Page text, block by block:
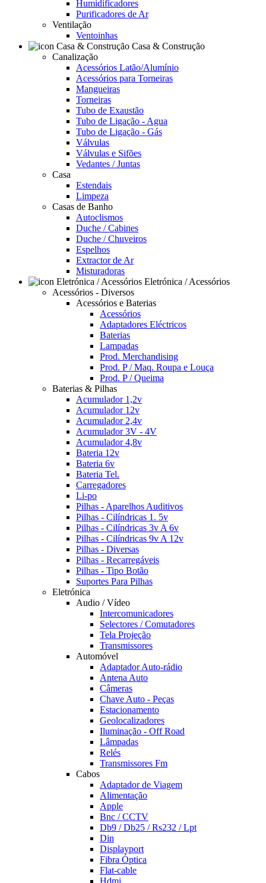
Humidificadores
Purificadores de Ar
Ventilação
Ventoinhas
Casa & Construção
Canalização
Acessórios Latão/Alumínio
Acessórios para Torneiras
Mangueiras
Torneiras
Tubo de Exaustão
Tubo de Ligação - Agua
Tubo de Ligação - Gás
Válvulas
Válvulas e Sifões
Vedantes / Juntas
Casa
Estendais
Limpeza
Casas de Banho
Autoclismos
Duche / Cabines
Duche / Chuveiros
Espelhos
Extractor de Ar
Misturadoras
Eletrónica / Acessórios
Acessórios - Diversos
Acessórios e Baterias
Acessórios
Adaptadores Eléctricos
Baterias
Lampadas
Prod. Merchandising
Prod. P / Maq. Roupa e Louça
Prod. P / Queima
Baterias & Pilhas
Acumulador 1,2v
Acumulador 12v
Acumulador 2,4v
Acumulador 3V - 4V
Acumulador 4,8v
Bateria 12v
Bateria 6v
Bateria Tel.
Carregadores
Li-po
Pilhas - Aparelhos Auditivos
Pilhas - Cilíndricas 1. 5v
Pilhas - Cilíndricas 3v A 6v
Pilhas - Cilíndricas 9v A 12v
Pilhas - Diversas
Pilhas - Recarregáveis
Pilhas - Tipo Botão
Suportes Para Pilhas
Eletrónica
Audio / Vídeo
Intercomunicadores
Selectores / Comutadores
Tela Projeção
Transmissores
Automóvel
Adaptador Auto-rádio
Antena Auto
Câmeras
Chave Auto - Peças
Estacionamento
Geolocalizadores
Iluminação - Off Road
Lâmpadas
Relés
Transmissores Fm
Cabos
Adaptador de Viagem
Alimentação
Apple
Bnc / CCTV
Db9 / Db25 / Rs232 / Lpt
Din
Displayport
Fibra Óptica
Flat-cable
Hdmi